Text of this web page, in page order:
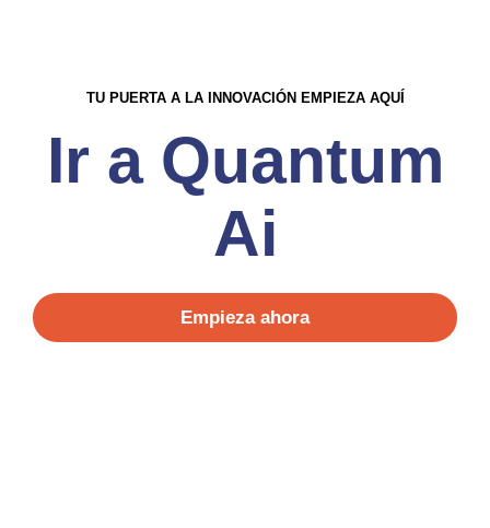
TU PUERTA A LA INNOVACIÓN EMPIEZA AQUÍ
Ir a Quantum
Ai
Empieza ahora